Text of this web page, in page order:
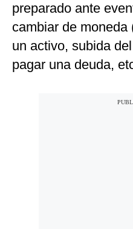
preparado ante
cambiar de
un activo, subida
pagar una deuda,